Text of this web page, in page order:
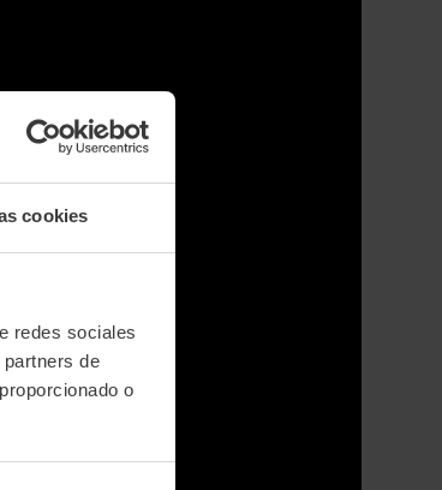
cookies
redes sociales
de
o